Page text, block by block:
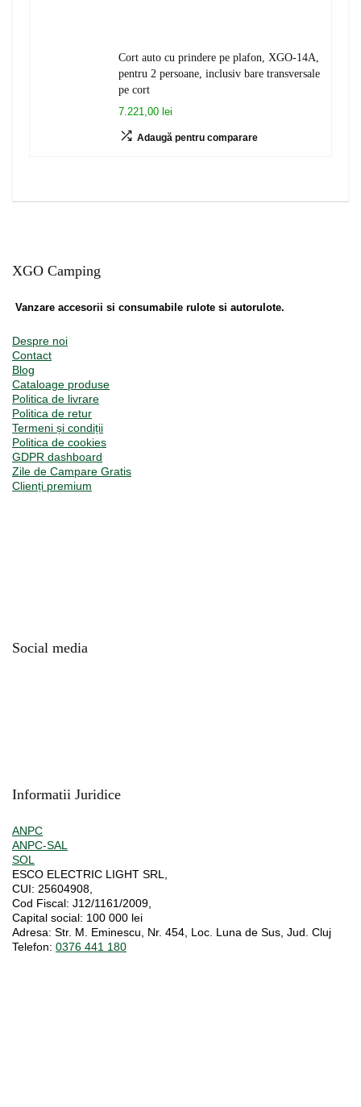
Cort auto cu prindere pe plafon, XGO-14A,
pentru 2 persoane, inclusiv bare transversale
pe cort
7.221,00 lei
Adaugă pentru comparare
XGO Camping
Vanzare accesorii si consumabile rulote si autorulote.
Despre noi
Contact
Blog
Cataloage produse
Politica de livrare
Politica de retur
Termeni și condiții
Politica de cookies
GDPR dashboard
Zile de Campare Gratis
Clienți premium
Social media
Informatii Juridice
ANPC
ANPC-SAL
SOL
ESCO ELECTRIC LIGHT SRL,
CUI: 25604908,
Cod Fiscal: J12/1161/2009,
Capital social: 100 000 lei
Adresa: Str. M. Eminescu, Nr. 454, Loc. Luna de Sus, Jud. Cluj
Telefon: 0376 441 180